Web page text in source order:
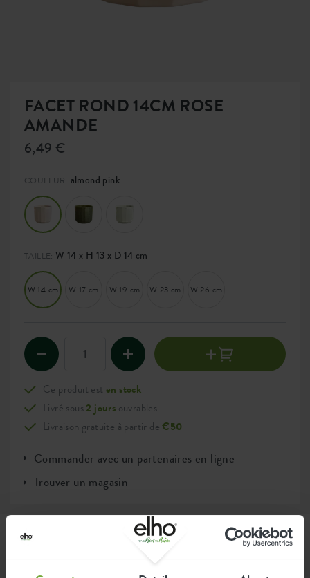
FACET ROND 14CM ROSE
AMANDE
6,49 €
COULEUR: almond pink
TAILLE: W 14 x H 13 x D 14 cm
W 14 cm W 17 cm W 19 cm W 23 cm W 26 cm
Ce produit est en stock
Livré sous2 jours ouvrables
Livraison gratuite à partir de€50
Commander avec un partenaires en ligne
Trouver un magasin
Information produit